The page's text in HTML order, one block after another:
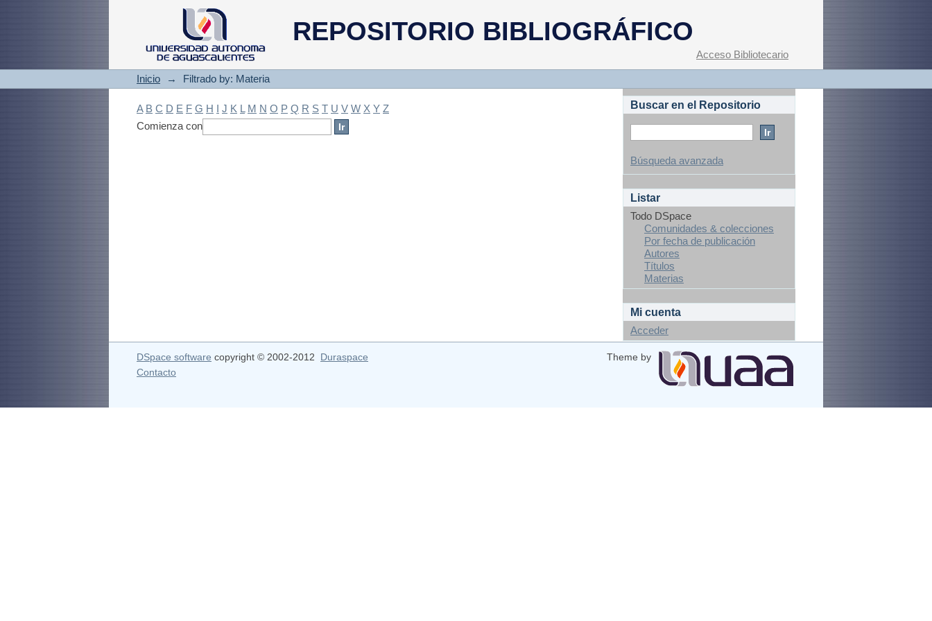
REPOSITORIO BIBLIOGRÁFICO
Filtrado by: Materia
Acceso Bibliotecario
Inicio → Filtrado by: Materia
A B C D E F G H I J K L M N O P Q R S T U V W X Y Z
Comienza con
Buscar en el Repositorio
Búsqueda avanzada
Listar
Todo DSpace
Comunidades & colecciones
Por fecha de publicación
Autores
Títulos
Materias
Mi cuenta
Acceder
DSpace software copyright © 2002-2012 Duraspace
Theme by
Contacto